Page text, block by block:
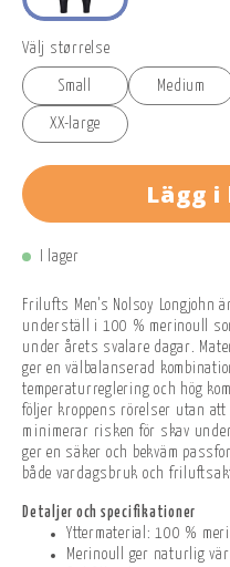
Välj størrelse
Small Medium
XX-large
Lägg i
I lager
Frilufts Men's Nolsoy Longjohn
underställ i 100 % merinoull
under årets svalare dagar.
ger en välbalanserad
temperaturreglering och hög
följer kroppens rörelser utan att
minimerar risken för skav
ger en säker och bekväm
både vardagsbruk och
Detaljer och specifikationer
Yttermaterial: 100 %
Merinoull ger naturlig